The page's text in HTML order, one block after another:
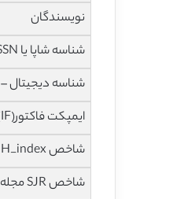
نویسندگان
شناسه شاپا یا ISSN
شناسه دیجیتال – doi
ایمپکت فاکتور(IF) مجله
شاخص H_index مجله
شاخص SJR مجله